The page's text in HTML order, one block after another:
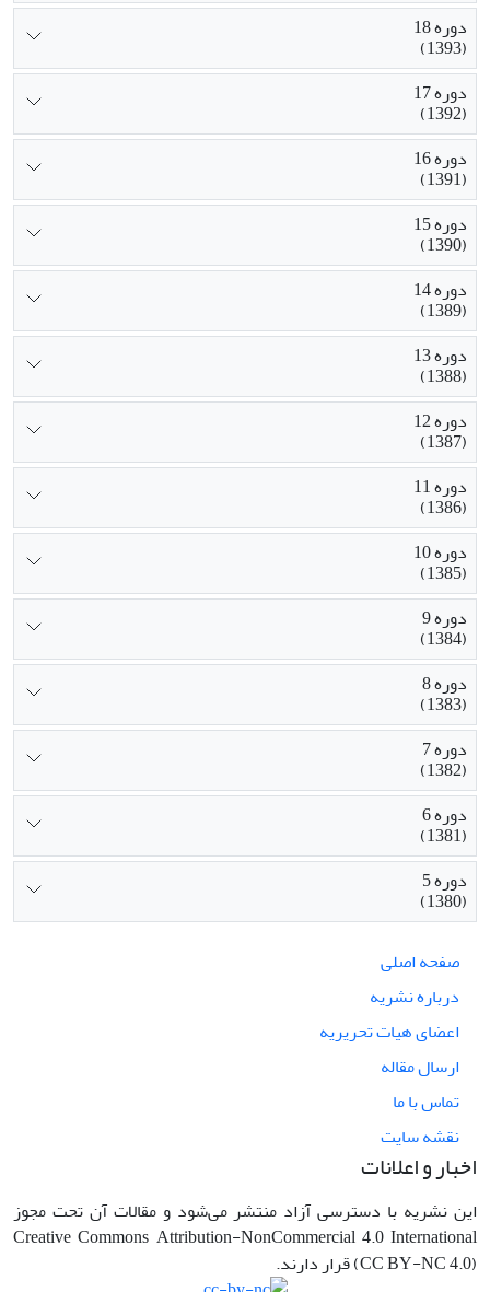
دوره 18
(1393)
دوره 17
(1392)
دوره 16
(1391)
دوره 15
(1390)
دوره 14
(1389)
دوره 13
(1388)
دوره 12
(1387)
دوره 11
(1386)
دوره 10
(1385)
دوره 9
(1384)
دوره 8
(1383)
دوره 7
(1382)
دوره 6
(1381)
دوره 5
(1380)
صفحه اصلی
درباره نشریه
اعضای هیات تحریریه
ارسال مقاله
تماس با ما
نقشه سایت
اخبار و اعلانات
این نشریه با دسترسی آزاد منتشر می‌شود و مقالات آن تحت مجوز
Creative Commons Attribution-NonCommercial 4.0 International
(CC BY-NC 4.0) قرار دارند.